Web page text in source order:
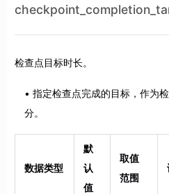
检查点目标时长。
指定检查点完成的目标，作为
分。
数据类型
默
认
值
取值
范围